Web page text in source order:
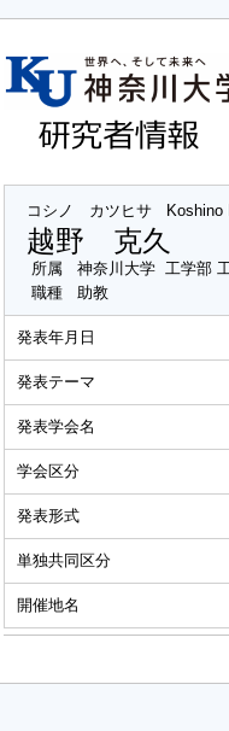
コシノ カツヒサ Koshino
越野 克久
所属
神奈川大学 工学部
職種
助教
発表年月日
発表テーマ
発表学会名
学会区分
発表形式
単独共同区分
開催地名